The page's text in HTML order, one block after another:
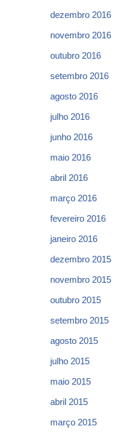
dezembro 2016
novembro 2016
outubro 2016
setembro 2016
agosto 2016
julho 2016
junho 2016
maio 2016
abril 2016
março 2016
fevereiro 2016
janeiro 2016
dezembro 2015
novembro 2015
outubro 2015
setembro 2015
agosto 2015
julho 2015
maio 2015
abril 2015
março 2015